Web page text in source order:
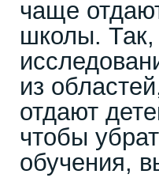
чаще
школы. Так,
из
отдают
чтобы
обучения,